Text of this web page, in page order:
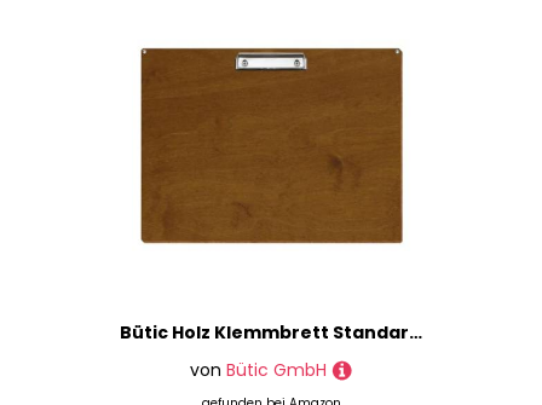
Bütic Holz Klemmbrett Standardform Teak für DIN A3 A4 A5 A6 mit 2 Ösen aus 3 mm starkem Birkensperrholz mit Klarlack versiegelt, Format:A3 quer, Klemme:Bügelklemme silber
von Bütic GmbH